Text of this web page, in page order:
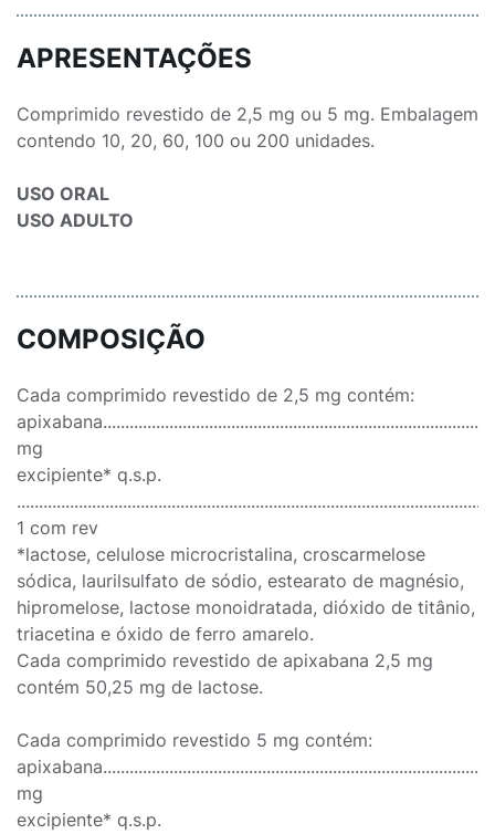
APRESENTAÇÕES
Comprimido revestido de 2,5 mg ou 5 mg. Embalagem
contendo 10, 20, 60, 100 ou 200 unidades.
USO ORAL
USO ADULTO
COMPOSIÇÃO
Cada comprimido revestido de 2,5 mg contém:
mg
excipiente* q.s.p.
1 com rev
*lactose, celulose microcristalina, croscarmelose
sódica, laurilsulfato de sódio, estearato de magnésio,
hipromelose, lactose monoidratada, dióxido de titânio,
triacetina e óxido de ferro amarelo.
Cada comprimido revestido de apixabana 2,5 mg
contém 50,25 mg de lactose.
Cada comprimido revestido 5 mg contém:
mg
excipiente* q.s.p.